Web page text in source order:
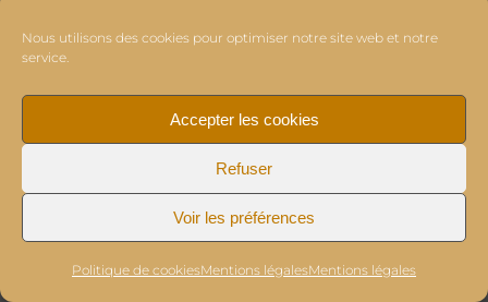
Nous utilisons des cookies pour optimiser notre site web et notre
service.
Accepter les cookies
Refuser
Voir les préférences
Politique de cookiesMentions légalesMentions légales